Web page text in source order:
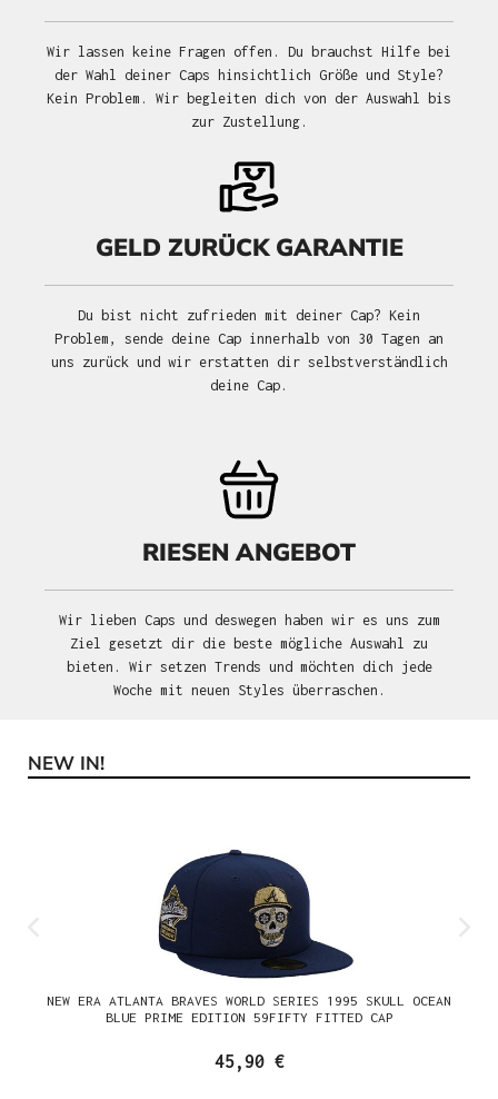
Wir lassen keine Fragen offen. Du brauchst Hilfe bei
der Wahl deiner Caps hinsichtlich Größe und Style?
Kein Problem. Wir begleiten dich von der Auswahl bis
zur Zustellung.
GELD ZURÜCK GARANTIE
Du bist nicht zufrieden mit deiner Cap? Kein
Problem, sende deine Cap innerhalb von 30 Tagen an
uns zurück und wir erstatten dir selbstverständlich
deine Cap.
RIESEN ANGEBOT
Wir lieben Caps und deswegen haben wir es uns zum
Ziel gesetzt dir die beste mögliche Auswahl zu
bieten. Wir setzen Trends und möchten dich jede
Woche mit neuen Styles überraschen.
Produktgalerie überspringen
NEW IN!
NEW ERA ATLANTA BRAVES WORLD SERIES 1995 SKULL OCEAN
BLUE PRIME EDITION 59FIFTY FITTED CAP
45,90 €